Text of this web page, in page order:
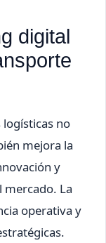
digital
no
mejora la
y
mercado. La
operativa y